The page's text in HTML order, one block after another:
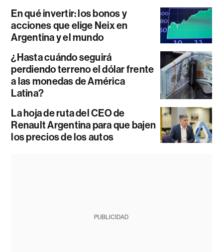
En qué invertir: los bonos y
acciones que elige Neix en
Argentina y el mundo
¿Hasta cuándo seguirá
perdiendo terreno el dólar frente
a las monedas de América
Latina?
La hoja de ruta del CEO de
Renault Argentina para que bajen
los precios de los autos
PUBLICIDAD